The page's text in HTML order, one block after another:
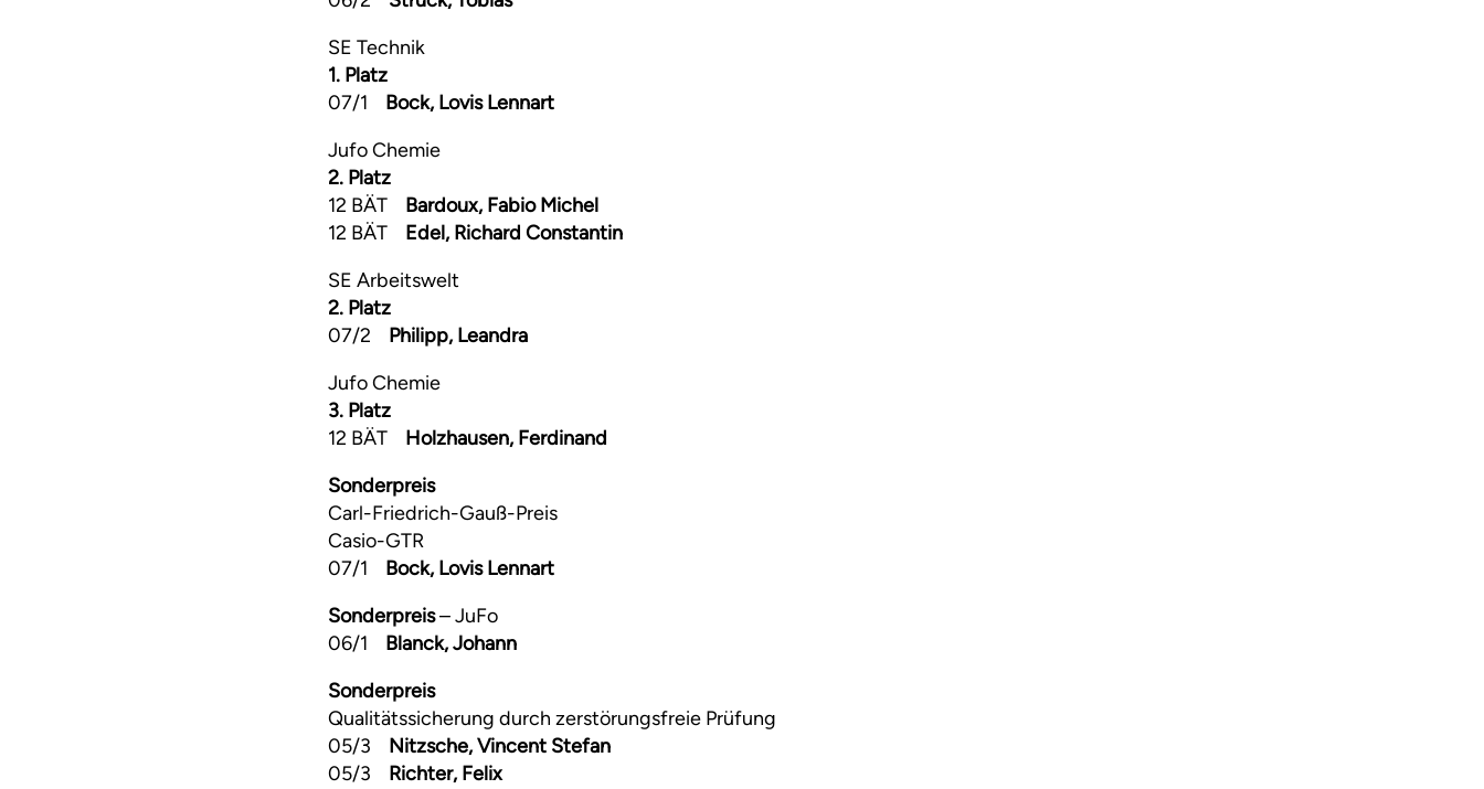
SE Technik
1. Platz
07/1 Bock, Lovis Lennart
Jufo Chemie
2. Platz
12 BÄT Bardoux, Fabio Michel
12 BÄT Edel, Richard Constantin
SE Arbeitswelt
2. Platz
07/2 Philipp, Leandra
Jufo Chemie
3. Platz
12 BÄT Holzhausen, Ferdinand
Sonderpreis
Carl-Friedrich-Gauß-Preis
Casio-GTR
07/1 Bock, Lovis Lennart
Sonderpreis– JuFo
06/1 Blanck, Johann
Sonderpreis
Qualitätssicherung durch zerstörungsfreie Prüfung
05/3 Nitzsche, Vincent Stefan
05/3 Richter, Felix